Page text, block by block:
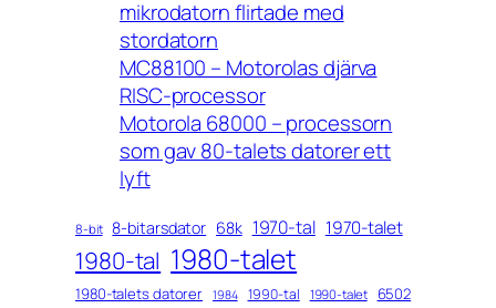
mikrodatorn flirtade med
stordatorn
MC88100 – Motorolas djärva
RISC-processor
Motorola 68000 – processorn
som gav 80-talets datorer ett
lyft
8-bit 8-bitarsdator 68k 1970-tal 1970-talet
1980-tal 1980-talet
1980-talets datorer 1984 1990-tal 1990-talet 6502